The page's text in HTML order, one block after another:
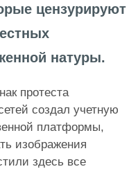
цензурируют
натуры.
протеста
создал учетную
платформы,
изображения
здесь все